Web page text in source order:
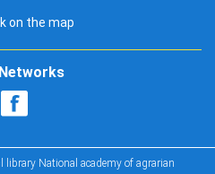
on the map
National academy of agrarian